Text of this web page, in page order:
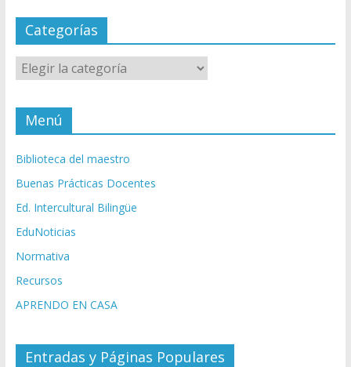
Categorías
Categorías
Menú
Biblioteca del maestro
Buenas Prácticas Docentes
Ed. Intercultural Bilingüe
EduNoticias
Normativa
Recursos
APRENDO EN CASA
Entradas y Páginas Populares